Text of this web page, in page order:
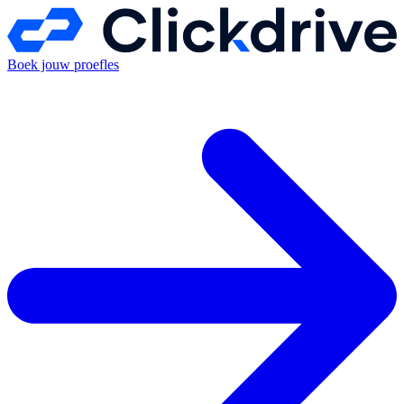
Boek jouw proefles